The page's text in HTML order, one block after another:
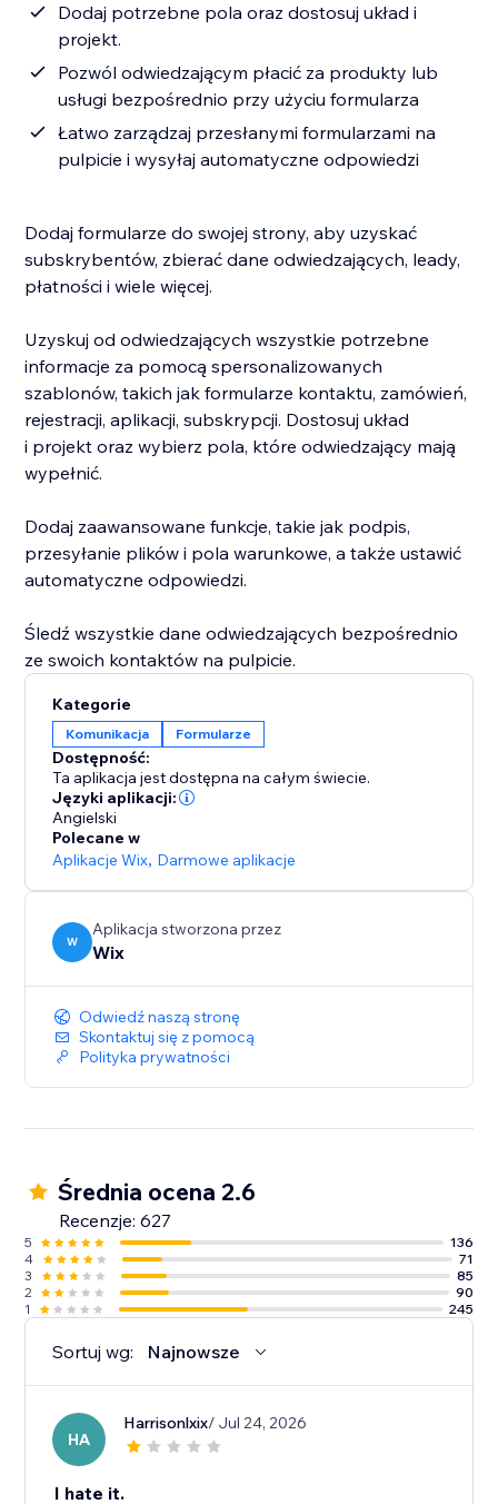
Dodaj potrzebne pola oraz dostosuj układ i
projekt.
Pozwól odwiedzającym płacić za produkty lub
usługi bezpośrednio przy użyciu formularza
Łatwo zarządzaj przesłanymi formularzami na
pulpicie i wysyłaj automatyczne odpowiedzi
Dodaj formularze do swojej strony, aby uzyskać
subskrybentów, zbierać dane odwiedzających, leady,
płatności i wiele więcej.
Uzyskuj od odwiedzających wszystkie potrzebne
informacje za pomocą spersonalizowanych
szablonów, takich jak formularze kontaktu, zamówień,
rejestracji, aplikacji, subskrypcji. Dostosuj układ
i projekt oraz wybierz pola, które odwiedzający mają
wypełnić.
Dodaj zaawansowane funkcje, takie jak podpis,
przesyłanie plików i pola warunkowe, a także ustawić
automatyczne odpowiedzi.
Śledź wszystkie dane odwiedzających bezpośrednio
ze swoich kontaktów na pulpicie.
Kategorie
Komunikacja Formularze
Dostępność:
Ta aplikacja jest dostępna na całym świecie.
Języki aplikacji:
Angielski
Polecane w
Aplikacje Wix, Darmowe aplikacje
W
Aplikacja stworzona przez
Wix
Odwiedź naszą stronę
Skontaktuj się z pomocą
Polityka prywatności
Średnia ocena 2.6
Recenzje: 627
5
136
4
71
3
85
2
90
1
245
Sortuj wg: Najnowsze
HA
Harrisonlxix/ Jul 24, 2026
I hate it.